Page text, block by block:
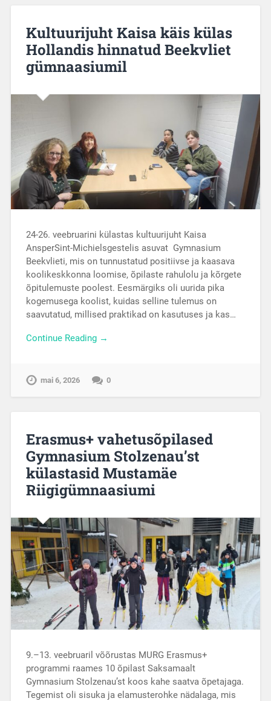
Kultuurijuht Kaisa käis külas
Hollandis hinnatud Beekvliet
gümnaasiumil
24-26. veebruarini külastas kultuurijuht Kaisa
AnsperSint-Michielsgestelis asuvat Gymnasium
Beekvlieti, mis on tunnustatud positiivse ja kaasava
koolikeskkonna loomise, õpilaste rahulolu ja kõrgete
õpitulemuste poolest. Eesmärgiks oli uurida pika
kogemusega koolist, kuidas selline tulemus on
saavutatud, millised praktikad on kasutuses ja kas…
Continue Reading →
mai 6, 2026 0
Erasmus+ vahetusõpilased
Gymnasium Stolzenau’st
külastasid Mustamäe
Riigigümnaasiumi
9.–13. veebruaril võõrustas MURG Erasmus+
programmi raames 10 õpilast Saksamaalt
Gymnasium Stolzenau’st koos kahe saatva õpetajaga.
Tegemist oli sisuka ja elamusterohke nädalaga, mis